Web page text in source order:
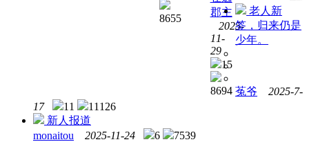
8655
郡主
2025-
11-
29
15
8694
老人新
签，归来仍是
少年。
菟爷
2025-7-
17
11
11126
新人报道
monaitou
2025-11-24 6
7539